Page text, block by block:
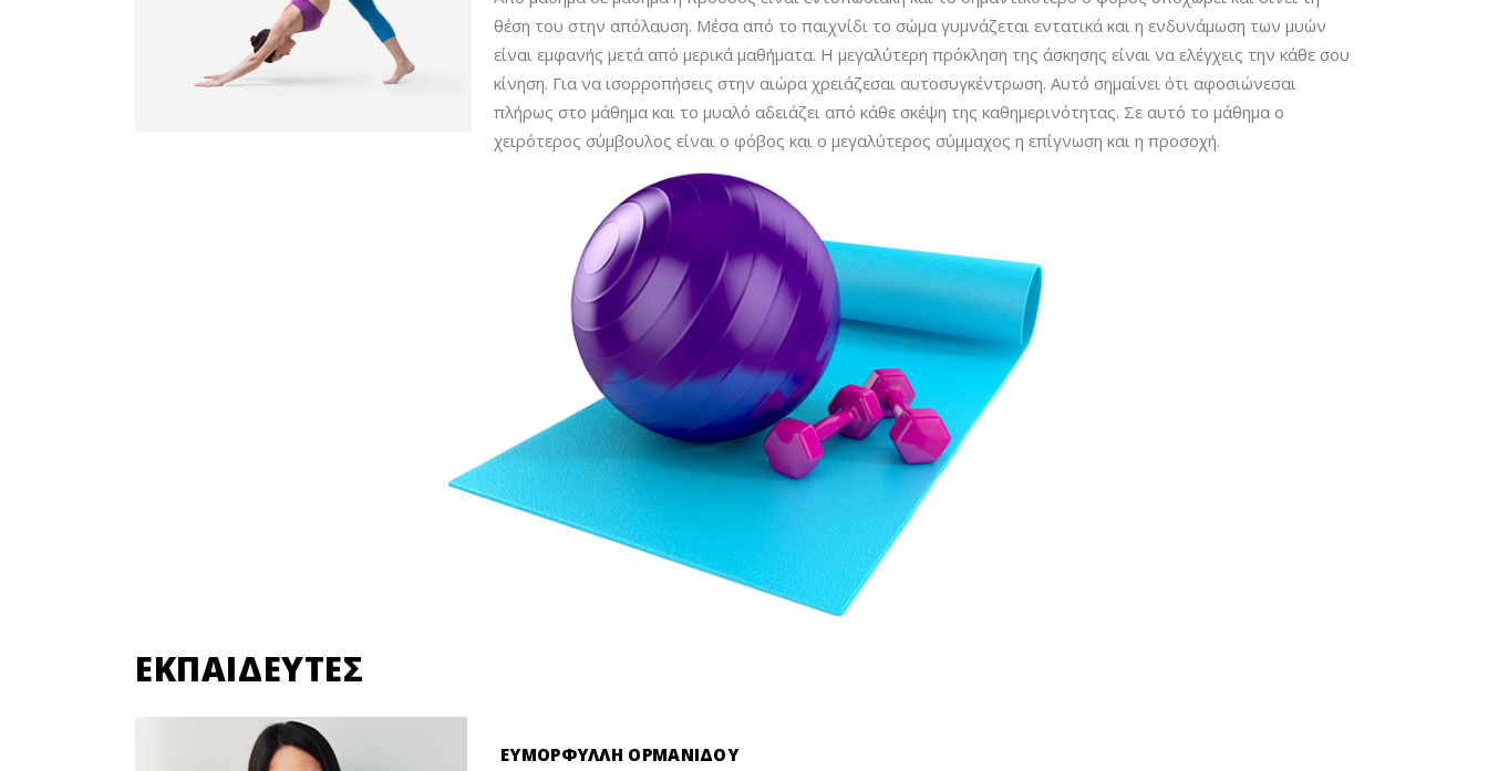
θέση του στην απόλαυση. Μέσα από το παιχνίδι το σώμα γυμνάζεται εντατικά και η ενδυνάμωση των μυών
είναι εμφανής μετά από μερικά μαθήματα. Η μεγαλύτερη πρόκληση της άσκησης είναι να ελέγχεις την κάθε σου
κίνηση. Για να ισορροπήσεις στην αιώρα χρειάζεσαι αυτοσυγκέντρωση. Αυτό σημαίνει ότι αφοσιώνεσαι
πλήρως στο μάθημα και το μυαλό αδειάζει από κάθε σκέψη της καθημερινότητας. Σε αυτό το μάθημα ο
χειρότερος σύμβουλος είναι ο φόβος και ο μεγαλύτερος σύμμαχος η επίγνωση και η προσοχή.
ΕΚΠΑΙΔΕΥΤΕΣ
ΕΥΜΟΡΦΥΛΛΗ ΟΡΜΑΝΙΔΟΥ